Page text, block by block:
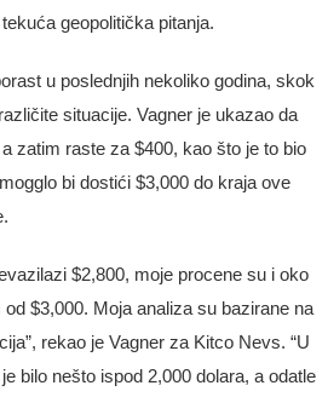
geopolitička pitanja.
u poslednjih nekoliko godina, skok
situacije. Vagner je ukazao da
zatim raste za $400, kao što je to bio
bi dostići $3,000 do kraja ove
$2,800, moje procene su i oko
$3,000. Moja analiza su bazirane na
rekao je Vagner za Kitco Nevs. “U
bilo nešto ispod 2,000 dolara, a odatle